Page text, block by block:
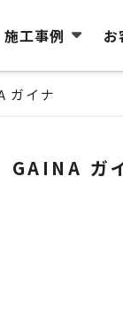
施工事例 お
ガイナ
GAINA ガ